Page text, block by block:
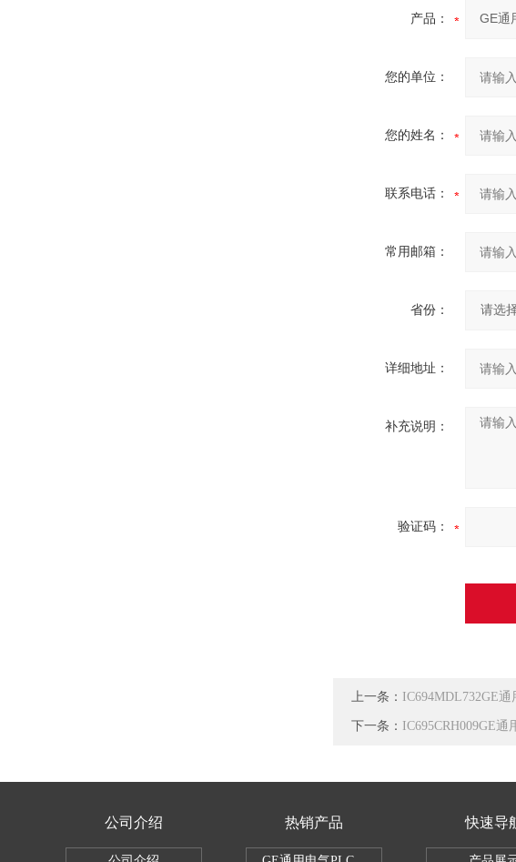
产品：
您的单位：
您的姓名：
联系电话：
常用邮箱：
省份：
详细地址：
补充说明：
验证码：
上一条： IC694MDL732GE
下一条： IC695CRH009GE
公司介绍 热销产品 快速导